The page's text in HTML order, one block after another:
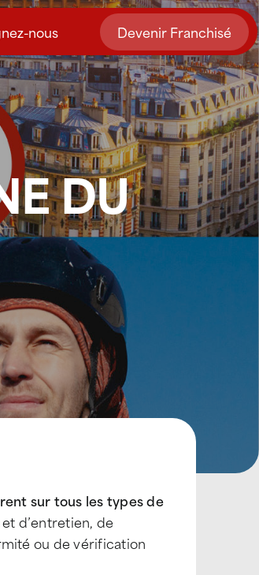
nous Devenir Franchisé
DU
sur tous les types de
d’entretien, de
ou de vérification